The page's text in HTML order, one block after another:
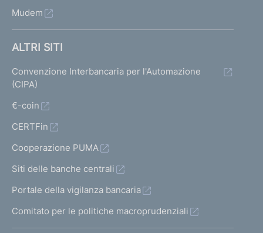
Mudem
ALTRI SITI
Convenzione Interbancaria per l'Automazione
(CIPA)
€-coin
CERTFin
Cooperazione PUMA
Siti delle banche centrali
Portale della vigilanza bancaria
Comitato per le politiche macroprudenziali